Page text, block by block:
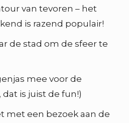
van tevoren – het
is razend populair!
de stad om de sfeer te
mee voor de
is juist de fun!)
met een bezoek aan de